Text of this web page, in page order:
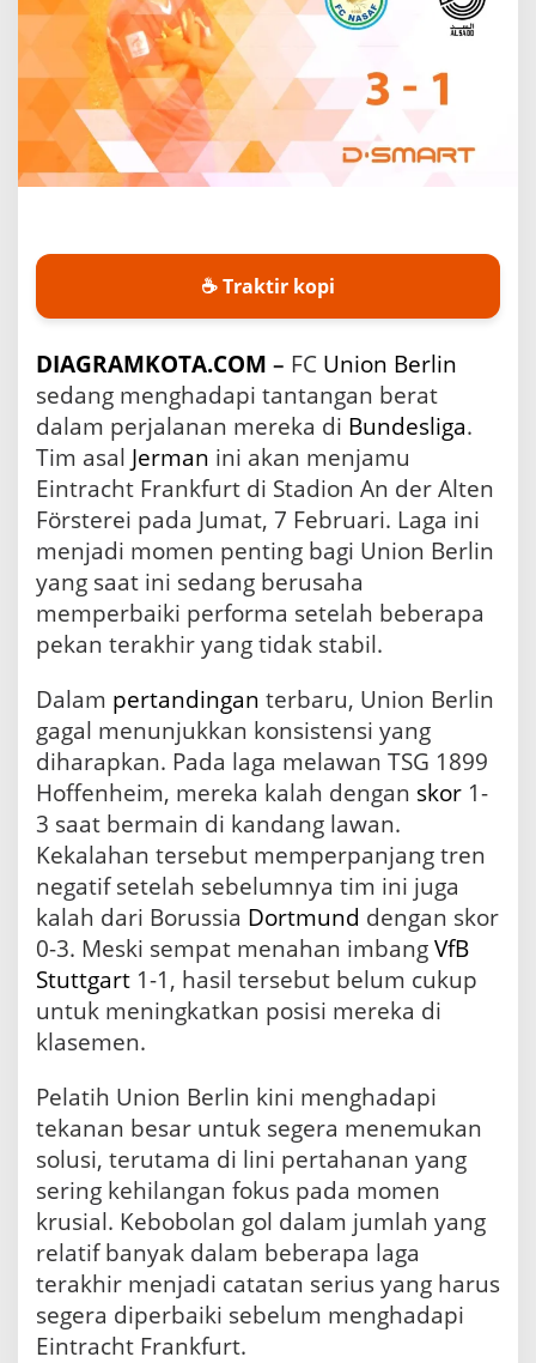
n
i
F
U
o
l
S
e
b
u
m
H
d
a
p
i
E
n
t
r
c
F
r
a
n
k
f
u
r
☕ Traktir kopi
DIAGRAMKOTA.COM – FC Union Berlin
sedang menghadapi tantangan berat
dalam perjalanan mereka di Bundesliga.
Tim asal Jerman ini akan menjamu
Eintracht Frankfurt di Stadion An der Alten
Försterei pada Jumat, 7 Februari. Laga ini
menjadi momen penting bagi Union Berlin
yang saat ini sedang berusaha
memperbaiki performa setelah beberapa
pekan terakhir yang tidak stabil.
Dalam pertandingan terbaru, Union Berlin
gagal menunjukkan konsistensi yang
diharapkan. Pada laga melawan TSG 1899
Hoffenheim, mereka kalah dengan skor 1-
3 saat bermain di kandang lawan.
Kekalahan tersebut memperpanjang tren
negatif setelah sebelumnya tim ini juga
kalah dari Borussia Dortmund dengan skor
0-3. Meski sempat menahan imbangVfB
Stuttgart 1-1, hasil tersebut belum cukup
untuk meningkatkan posisi mereka di
klasemen.
Pelatih Union Berlin kini menghadapi
tekanan besar untuk segera menemukan
solusi, terutama di lini pertahanan yang
sering kehilangan fokus pada momen
krusial. Kebobolan gol dalam jumlah yang
relatif banyak dalam beberapa laga
terakhir menjadi catatan serius yang harus
segera diperbaiki sebelum menghadapi
Eintracht Frankfurt.